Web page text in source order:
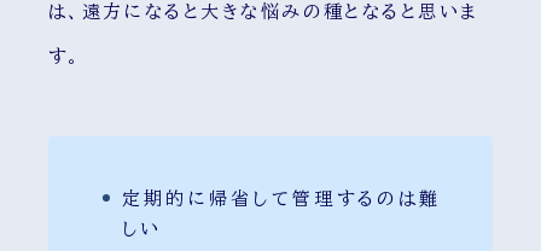
は、遠方になると大きな悩みの種となると思いま
す。
定期的に帰省して管理するのは難
しい